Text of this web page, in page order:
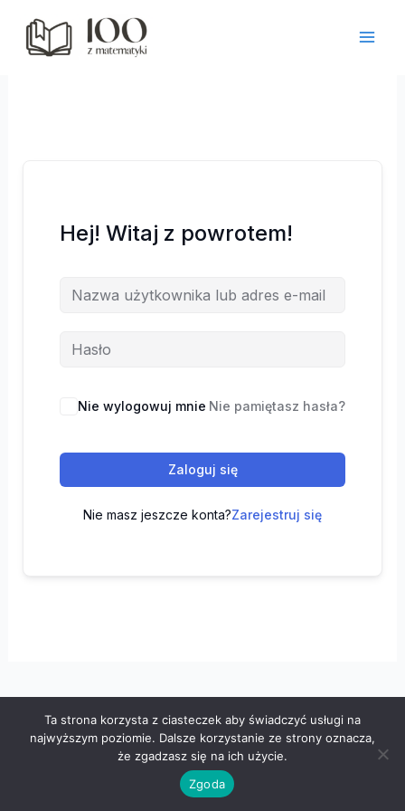
treści
Hej! Witaj z powrotem!
Nie wylogowuj mnie Nie pamiętasz hasła?
Zaloguj się
Nie masz jeszcze konta?Zarejestruj się
Wszelkie prawa zastrzeżone © 2026 "100 z matematyki" -
Polityka prywatności- Regulamin
Ta strona korzysta z ciasteczek aby świadczyć usługi na
najwyższym poziomie. Dalsze korzystanie ze strony oznacza,
że zgadzasz się na ich użycie.
Zgoda